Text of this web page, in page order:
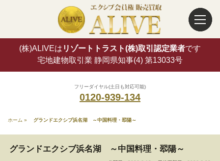
(株)ALIVEは リゾートトラスト(株)取引認定業者です
宅地建物取引業 静岡県知事(4) 第13033号
フリーダイヤル(土日も対応可能)
0120-939-134
ホーム » グランドエクシブ浜名湖 ～中国料理・翆陽～
グランドエクシブ浜名湖 ～中国料理・翆陽～